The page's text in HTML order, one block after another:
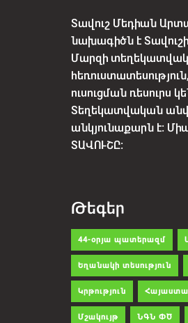
Տավուշ Մեդիան
նախագիծն է
Մարզի
ուսուցման ռեսուրս
Տեղեկատվական
անկյունաքարն է:
ՏԱՎՈՒՇԸ:
Թեգեր
44-օրյա պատերազմ
Եղանակի տեսություն
Կրթություն
Մշակույթ ՆԳՆ ՓԾ